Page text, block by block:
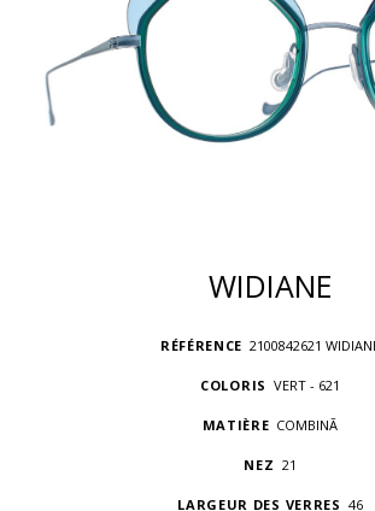
WIDIANE
RÉFÉRENCE 2100842621
COLORIS VERT - 621
MATIÈRE COMBINÃ
NEZ 21
LARGEUR DES VERRES 46